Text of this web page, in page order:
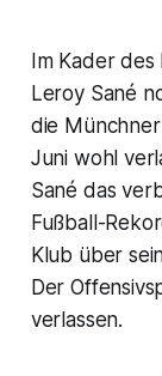
Im Kader
Leroy Sané
die
Juni wohl
Sané das
Fußball-
Klub über
Der
verlassen.